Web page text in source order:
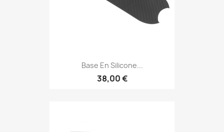
Base En Silicone...
38,00 €